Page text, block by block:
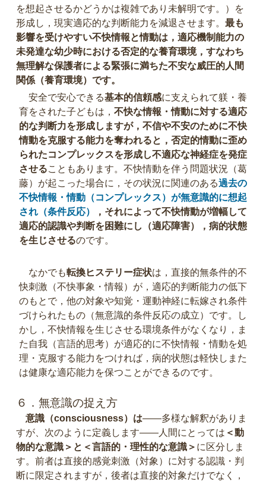
を想起させるかどうかは複雑であり未解明です。）を
形成し，現実適応的な判断能力を減退させます。 最も
影響を受けやすい不快情報と情動は，適応機制能力の
未発達な幼少時における否定的な養育環境，すなわち
無理解な保護者による緊張に満ちた不安な威圧的人間
関係（養育環境）です。
安全で安心できる基本的信頼感に支えられて躾・養
育をされた子どもは， 不快な情報・情動に対する適応
的な判断力を形成しますが，不信や不安のために不快
情動を克服する能力を奪われると，否定的情動に歪め
られたコンプレックスを形成し不適応な神経症を発症
させることもあります。不快情動を伴う問題状況（葛
藤）が起こった場合に，その状況に関連のある過去の
不快情報・情動（コンプレックス）が無意識的に想起
され（条件反応）
，それによって不快情動が増幅して
適応的認識や判断を困難にし（適応障害），病的状態
を生じさせるのです。
なかでも転換ヒステリー症状は，直接的無条件的不
快刺激（不快事象・情報）が，適応的判断能力の低下
のもとで，他の対象や知覚・運動神経に転嫁され条件
づけられたもの（無意識的条件反応の成立）です。し
かし，不快情報を生じさせる環境条件がなくなり，ま
た自我（言語的思考）が適応的に不快情報・情動を処
理・克服する能力をつければ，病的状態は軽快しまた
は健康な適応能力を保つことができるのです。
６．無意識の捉え方
意識（consciousness）は――多様な解釈がありま
すが、次のように定義します――人間にとっては ＜動
物的な意識＞と＜言語的・理性的な意識＞ に区分しま
す。前者は直接的感覚刺激（対象）に対する認識・判
断に限定されますが，後者は直接的対象だけでなく，